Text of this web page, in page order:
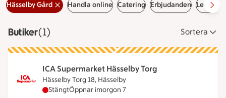
Hässelby Gård Handla online Catering Erbjudanden Lediga
ButikerVisar 1 stycken
(1) Sortera
ICA Supermarket Hässelby Torg
Hässelby Torg 18, Hässelby
ICA Supermarket Hässelby Torg har stängt idag,
StängtÖppnar imorgon 7